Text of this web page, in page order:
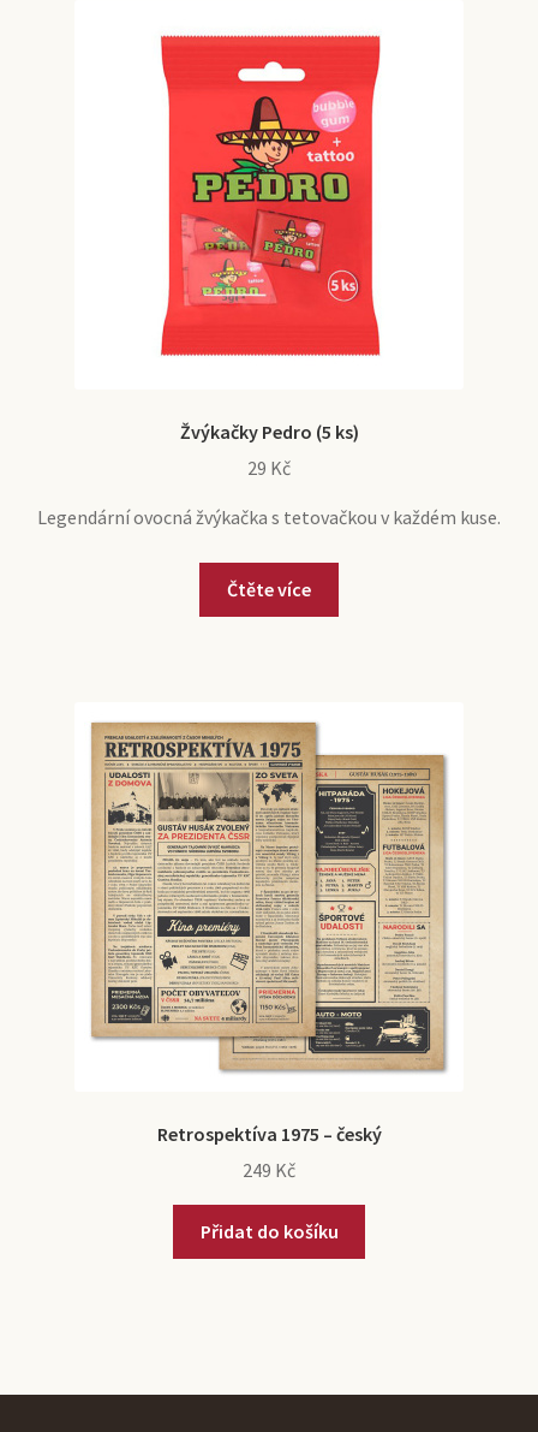
Žvýkačky Pedro (5 ks)
29 Kč
Legendární ovocná žvýkačka s tetovačkou v každém kuse.
Čtěte více
Retrospektíva 1975 – český
249 Kč
Přidat do košíku